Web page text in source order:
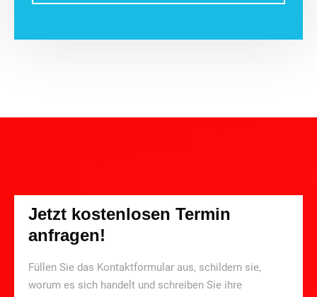
Jetzt kostenlosen Termin
anfragen!
Füllen Sie das Kontaktformular aus, schildern sie,
worum es sich handelt und schreiben Sie ihre